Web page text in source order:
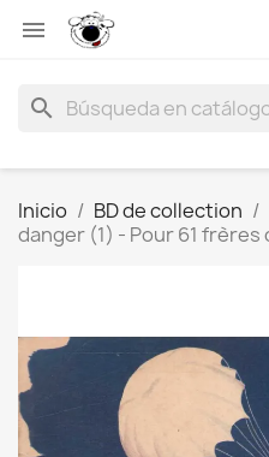

search
Inicio BD de collection
danger (1) - Pour 61